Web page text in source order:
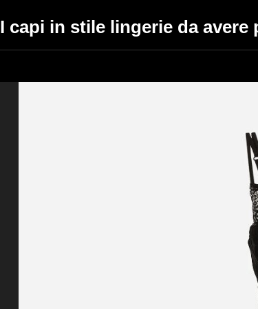
I capi in stile lingerie da avere